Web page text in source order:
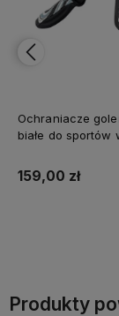
Ochraniacze
białe do sportów
159,00 zł
Produkty